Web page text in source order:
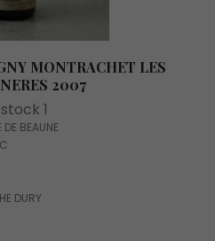
MONTRACHET LES
2007
1
DE BEAUNE
DURY